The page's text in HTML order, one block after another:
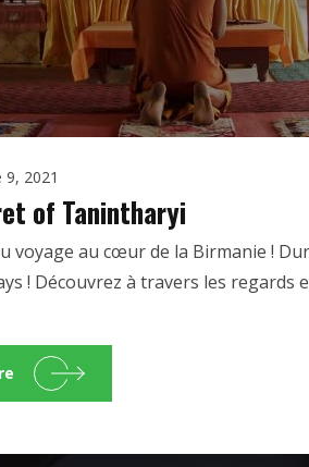
9, 2021
of Tanintharyi
voyage au cœur de la Birmanie !
! Découvrez à travers les